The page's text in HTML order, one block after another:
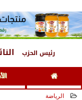
رئيس الحزب
الرياضة